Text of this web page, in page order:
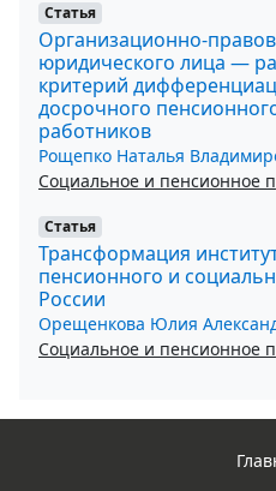
Статья
Организационно-
юридического лица —
критерий
досрочного
работников
Рощепко Наталья
Социальное и пенсионное
Статья
Трансформация
пенсионного и
России
Орещенкова Юлия
Социальное и пенсионное